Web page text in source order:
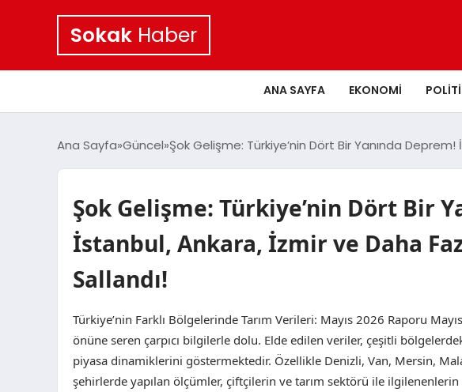
Sokak Haber
ANA SAYFA EKONOMI
Ana Sayfa Güncel Şok Gelişme: Türkiye’nin Dört Bir Yanında Deprem!
Şok Gelişme: Türkiye’nin Dört Bir
İstanbul, Ankara, İzmir ve Daha
Sallandı!
Türkiye’nin Farklı Bölgelerinde Tarım Verileri: Mayıs 2026 Raporu
önüne seren çarpıcı bilgilerle dolu. Elde edilen veriler, çeşitli
piyasa dinamiklerini göstermektedir. Özellikle Denizli, Van, Mersin,
şehirlerde yapılan ölçümler, çiftçilerin ve tarım sektörü ile ilgilenenlerin